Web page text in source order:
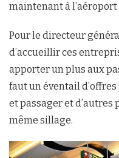
maintenant à l’aéroport
Pour le directeur
d’accueillir ces
apporter un plus aux
faut un éventail
et passager et d’autres
même sillage.